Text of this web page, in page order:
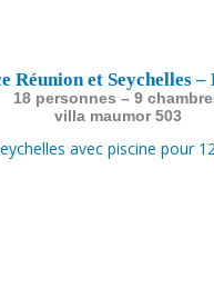
Réunion et Seychelles –
18 personnes – 9
villa maumor 503